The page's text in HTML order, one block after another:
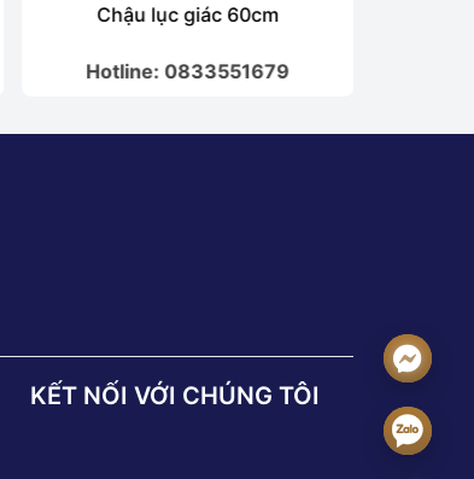
Chậu lục giác 60cm
Hotline: 0833551679
KẾT NỐI VỚI CHÚNG TÔI